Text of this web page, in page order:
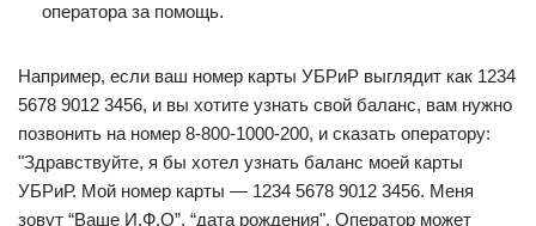
оператора за помощь.
Например, если ваш номер карты УБРиР выглядит как 1234
5678 9012 3456, и вы хотите узнать свой баланс, вам нужно
позвонить на номер 8-800-1000-200, и сказать оператору:
"Здравствуйте, я бы хотел узнать баланс моей карты
УБРиР. Мой номер карты — 1234 5678 9012 3456. Меня
зовут “Ваше И.Ф.О”, “дата рождения". Оператор может